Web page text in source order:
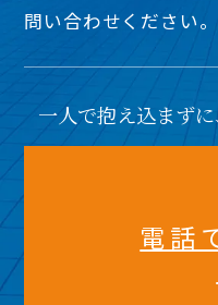
問い合わせください。
一人で抱え込まず
電話